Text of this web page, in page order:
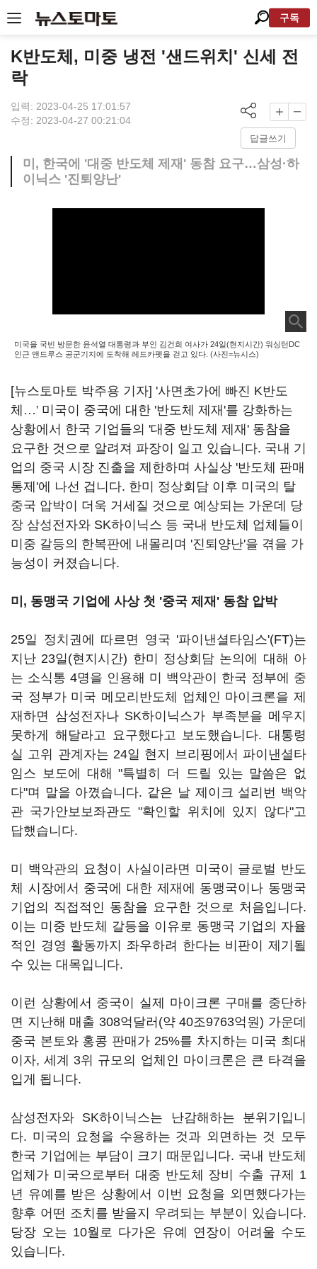
구독
K반도체, 미중 냉전 '샌드위치' 신세 전
락
입력: 2023-04-25 17:01:57
수정: 2023-04-27 00:21:04
답글쓰기
미, 한국에 '대중 반도체 제재' 동참 요구…삼성·하
이닉스 '진퇴양난'
미국을 국빈 방문한 윤석열 대통령과 부인 김건희 여사가 24일(현지시간) 워싱턴DC
인근 앤드루스 공군기지에 도착해 레드카펫을 걷고 있다. (사진=뉴시스)
[뉴스토마토 박주용 기자] '사면초가에 빠진 K반도
체 …' 미국이 중국에 대한 '반도체 제재'를 강화하는
상황에서 한국 기업들의 '대중 반도체 제재' 동참을
요구한 것으로 알려져 파장이 일고 있습니다. 국내 기
업의 중국 시장 진출을 제한하며 사실상 '반도체 판매
통제'에 나선 겁니다. 한미 정상회담 이후 미국의 탈
중국 압박이 더욱 거세질 것으로 예상되는 가운데 당
장 삼성전자와 SK하이닉스 등 국내 반도체 업체들이
미중 갈등의 한복판에 내몰리며 '진퇴양난'을 겪을 가
능성이 커졌습니다.
미, 동맹국 기업에 사상 첫 '중국 제재 ' 동참 압박
25일 정치권에 따르면 영국 '파이낸셜타임스'(FT)는
지난 23일(현지시간) 한미 정상회담 논의에 대해 아
는 소식통 4명을 인용해 미 백악관이 한국 정부에 중
국 정부가 미국 메모리반도체 업체인 마이크론을 제
재하면 삼성전자나 SK하이닉스가 부족분을 메우지
못하게 해달라고 요구했다고 보도했습니다. 대통령
실 고위 관계자는 24일 현지 브리핑에서 파이낸셜타
임스 보도에 대해 "특별히 더 드릴 있는 말씀은 없
다"며 말을 아꼈습니다. 같은 날 제이크 설리번 백악
관 국가안보보좌관도 "확인할 위치에 있지 않다"고
답했습니다.
미 백악관의 요청이 사실이라면 미국이 글로벌 반도
체 시장에서 중국에 대한 제재에 동맹국이나 동맹국
기업의 직접적인 동참을 요구한 것으로 처음입니다.
이는 미중 반도체 갈등을 이유로 동맹국 기업의 자율
적인 경영 활동까지 좌우하려 한다는 비판이 제기될
수 있는 대목입니다.
이런 상황에서 중국이 실제 마이크론 구매를 중단하
면 지난해 매출 308억달러(약 40조9763억원) 가운데
중국 본토와 홍콩 판매가 25%를 차지하는 미국 최대
이자, 세계 3위 규모의 업체인 마이크론은 큰 타격을
입게 됩니다.
삼성전자와 SK하이닉스는 난감해하는 분위기입니
다. 미국의 요청을 수용하는 것과 외면하는 것 모두
한국 기업에는 부담이 크기 때문입니다. 국내 반도체
업체가 미국으로부터 대중 반도체 장비 수출 규제 1
년 유예를 받은 상황에서 이번 요청을 외면했다가는
향후 어떤 조치를 받을지 우려되는 부분이 있습니다.
당장 오는 10월로 다가온 유예 연장이 어려울 수도
있습니다.